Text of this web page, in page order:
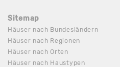
Sitemap
Häuser nach Bundesländern
Häuser nach Regionen
Häuser nach Orten
Häuser nach Haustypen